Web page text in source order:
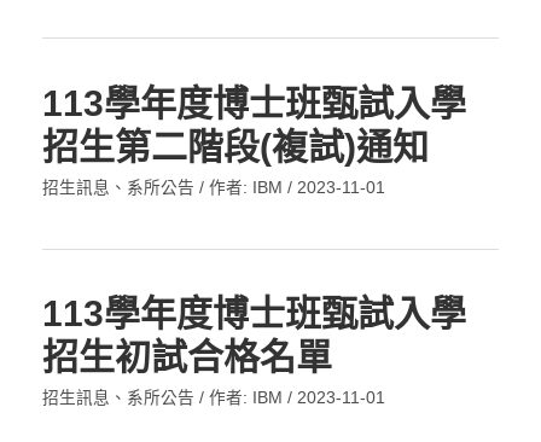
113學年度博士班甄試入學
招生第二階段(複試)通知
招生訊息 、 系所公告 / 作者: IBM / 2023-11-01
113學年度博士班甄試入學
招生初試合格名單
招生訊息 、 系所公告 / 作者: IBM / 2023-11-01